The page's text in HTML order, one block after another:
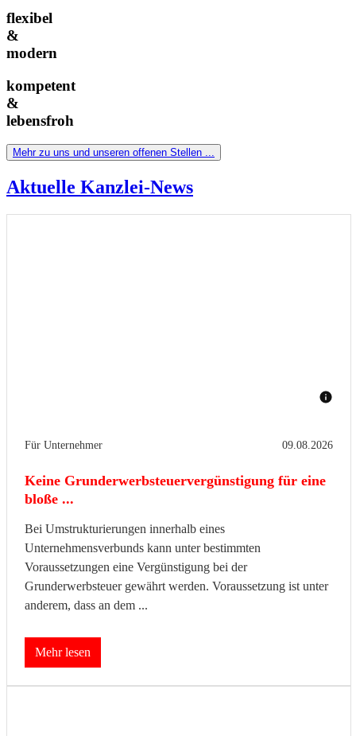
flexibel
&
modern
kompetent
&
lebensfroh
Mehr zu uns und unseren offenen Stellen ...
Aktuelle Kanzlei-News
Für Unternehmer 09.08.2026
Keine Grunderwerbsteuervergünstigung für eine
bloße ...
Bei Umstrukturierungen innerhalb eines
Unternehmensverbunds kann unter bestimmten
Voraussetzungen eine Vergünstigung bei der
Grunderwerbsteuer gewährt werden. Voraussetzung ist unter
anderem, dass an dem ...
Mehr lesen